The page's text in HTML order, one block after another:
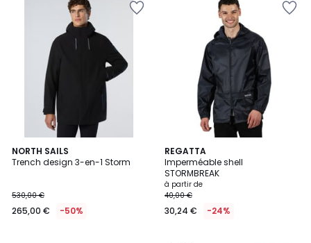
NORTH SAILS
Trench design 3-en-1 Storm
530,00 €
265,00 € -50%
REGATTA
Imperméable shell
STORMBREAK
à partir de
40,00 €
30,24 € -24%
4,8
/ 5
3
Couleurs